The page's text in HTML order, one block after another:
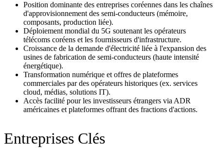
Position dominante des entreprises coréennes dans les chaînes
d'approvisionnement des semi-conducteurs (mémoire,
composants, production liée).
Déploiement mondial du 5G soutenant les opérateurs
télécoms coréens et les fournisseurs d'infrastructure.
Croissance de la demande d'électricité liée à l'expansion des
usines de fabrication de semi-conducteurs (haute intensité
énergétique).
Transformation numérique et offres de plateformes
commerciales par des opérateurs historiques (ex. services
cloud, médias, solutions IT).
Accès facilité pour les investisseurs étrangers via ADR
américaines et plateformes offrant des fractions d'actions.
Entreprises Clés